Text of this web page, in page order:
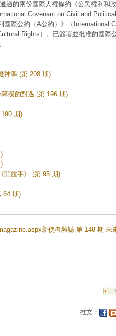
過的兩份國際人權條約《公民權利和
Covenant on Civil and Political
國際公約（A公約）》 （ International
Rights ） 。已簽署並批准的國際
神學 (第 208 期)
礙的對遇 (第 196 期)
期)
開膛手》 (第 95 期)
64 期)
新使者雜誌 第 148 期 未
推文：